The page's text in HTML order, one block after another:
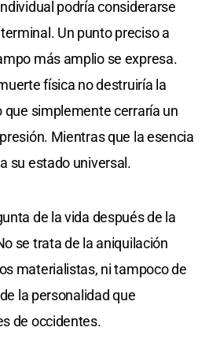
podría considerarse
Un punto preciso a
más amplio se expresa.
física no destruiría la
que simplemente cerraría un
Mientras que la esencia
su estado universal.
de la vida después de la
se trata de la aniquilación
materialistas, ni tampoco de
la personalidad que
de occidentes.